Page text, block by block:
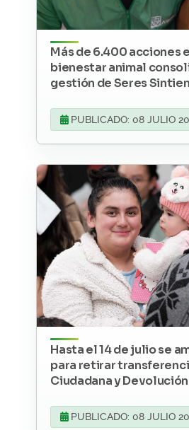
Más de 6.400 acciones
bienestar animal
gestión de Seres
PUBLICADO: 08 JULIO
Hasta el 14 de julio se
para retirar
Ciudadana y
PUBLICADO: 08 JULIO